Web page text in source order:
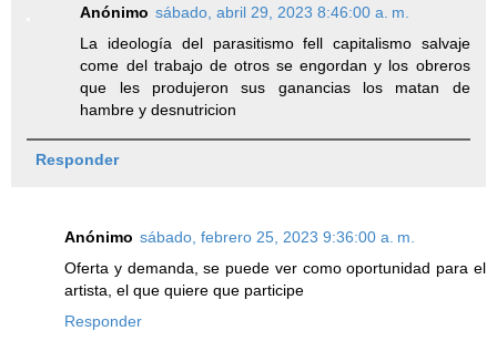
Anónimo sábado, abril 29, 2023 8:46:00 a. m.
La ideología del parasitismo fell capitalismo salvaje
come del trabajo de otros se engordan y los obreros
que les produjeron sus ganancias los matan de
hambre y desnutricion
Responder
Anónimo sábado, febrero 25, 2023 9:36:00 a. m.
Oferta y demanda, se puede ver como oportunidad para el
artista, el que quiere que participe
Responder